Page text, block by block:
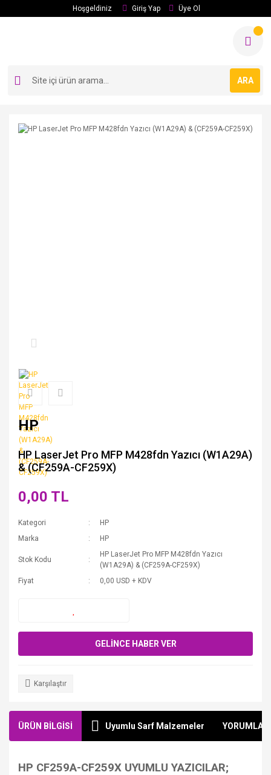
Hoşgeldiniz Giriş Yap Üye Ol
ARA
HP
HP LaserJet Pro MFP M428fdn Yazıcı (W1A29A)
& (CF259A-CF259X)
0,00 TL
Kategori
HP
Marka
HP
Stok Kodu
HP LaserJet Pro MFP M428fdn Yazıcı
(W1A29A) & (CF259A-CF259X)
Fiyat
0,00 USD + KDV
GELİNCE HABER VER
Karşılaştır
ÜRÜN BİLGİSİ Uyumlu Sarf Malzemeler YORUMLAR
HP CF259A-CF259X UYUMLU YAZICILAR;